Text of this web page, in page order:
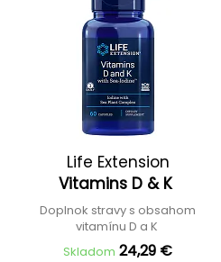
Life Extension
Vitamins D & K
Doplnok stravy s obsahom
vitamínu D a K
Skladom 24,29 €